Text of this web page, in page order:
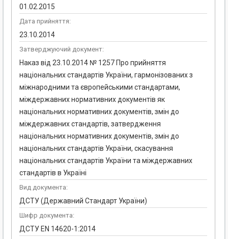
01.02.2015
Дата прийняття:
23.10.2014
Затверджуючий документ:
Наказ від 23.10.2014 № 1257 Про прийняття
національних стандартів України, гармонізованих з
міжнародними та європейськими стандартами,
міждержавних нормативних документів як
національних нормативних документів, змін до
міждержавних стандартів, затвердження
національних нормативних документів, змін до
національних стандартів України, скасування
національних стандартів України та міждержавних
стандартів в Україні
Вид документа:
ДСТУ (Державний Стандарт України)
Шифр документа:
ДСТУ EN 14620-1:2014